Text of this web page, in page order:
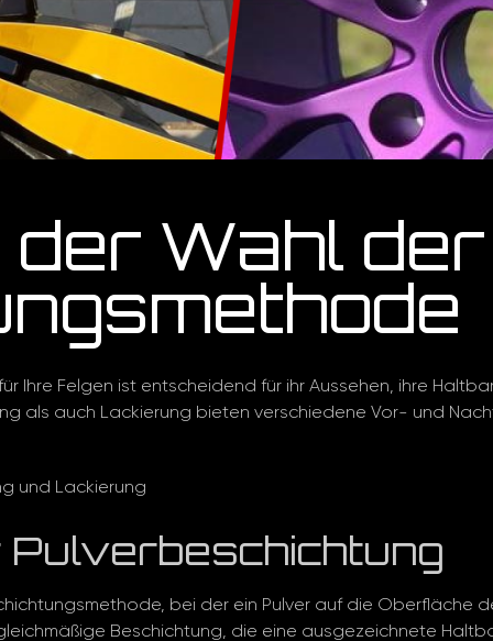
Wahl der
Ihre Felgen ist entscheidend für ihr Aussehen, ihre
als auch Lackierung bieten verschiedene Vor- und
und Lackierung
bei der ein Pulver auf die Oberfläche
Beschichtung, die eine ausgezeichnete